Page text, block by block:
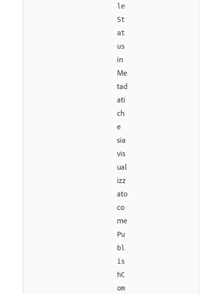
le
St
at
us
in
Me
tad
ati
ch
e
sia
vis
ual
izz
ato
co
me
Pu
bl
is
hC
om